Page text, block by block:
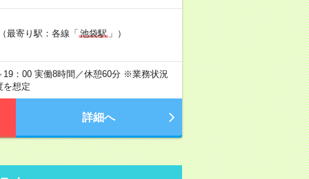
最寄り駅：各線「池袋駅」）
：00 実働8時間／休憩60分 ※業務状況
を想定
詳細へ